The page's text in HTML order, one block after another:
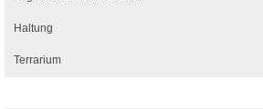
Haltung
Terrarium